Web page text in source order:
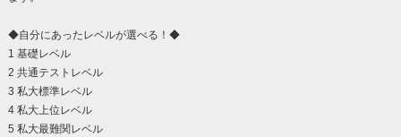
◆自分にあったレベルが選べる！◆
1 基礎レベル
2 共通テストレベル
3 私大標準レベル
4 私大上位レベル
5 私大最難関レベル